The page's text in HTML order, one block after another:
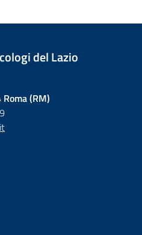
del Lazio
(RM)
tab)